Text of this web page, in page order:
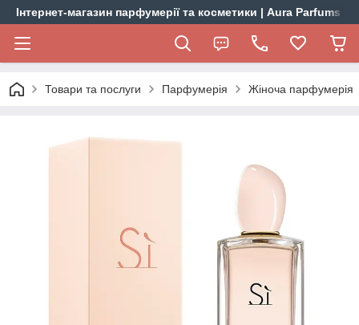
Інтернет-магазин парфумерії та косметики | Aura Parfums
Товари та послуги Парфумерія Жіноча парфумерія